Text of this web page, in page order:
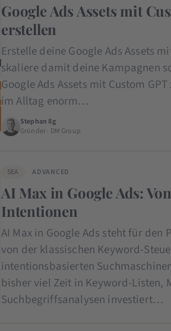
Google Ads Assets mit
erstellen
Erstelle deine Google Ads Assets
skaliere damit deine Kampagnen
Google Ads Assets mit Custom
im Alltag enorm…
Stephan Ilg
Gründer · DM Group
SEA ADVANCED
AI Max in Google Ads:
Intentionen
AI Max in Google Ads steht für den
von der klassischen Keyword-
intentionsbasierten
bisher viel Zeit in Keyword-Listen,
Suchbegriffsanalysen investiert…